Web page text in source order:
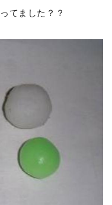
てました？？